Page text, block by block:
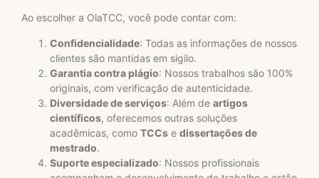
Ao escolher a OlaTCC, você pode contar com:
Confidencialidade: Todas as informações de nossos
clientes são mantidas em sigilo.
Garantia contra plágio: Nossos trabalhos são 100%
originais, com verificação de autenticidade.
Diversidade de serviços: Além de artigos
científicos, oferecemos outras soluções
acadêmicas, como TCCs e dissertações de
mestrado.
Suporte especializado: Nossos profissionais